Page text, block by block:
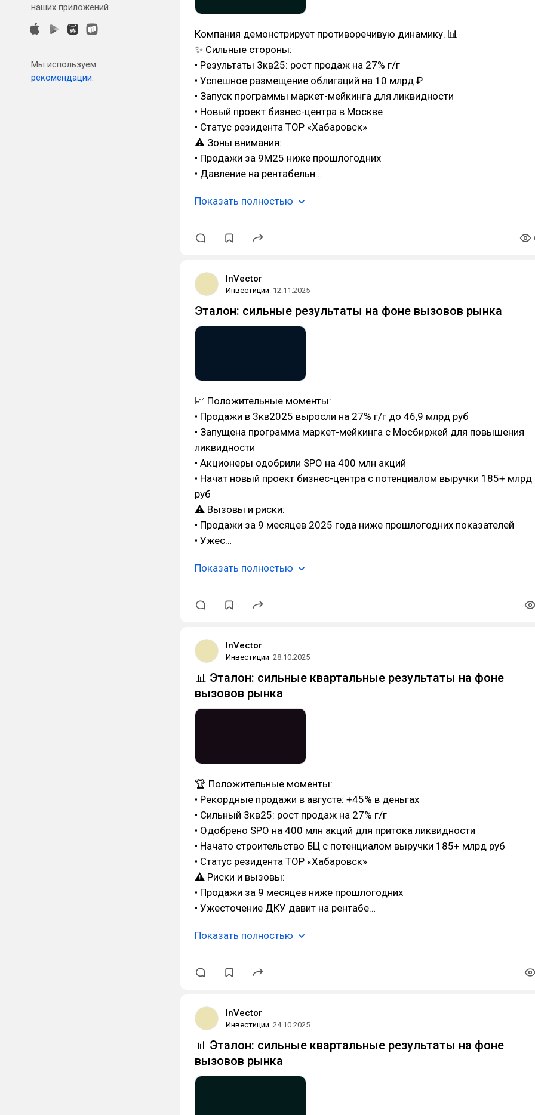
наших приложений.
Мы используем
рекомендации.
Компания демонстрирует противоречивую динамику. 📊
✨ Сильные стороны:
• Результаты 3кв25: рост продаж на 27% г/г
• Успешное размещение облигаций на 10 млрд ₽
• Запуск программы маркет-мейкинга для ликвидности
• Новый проект бизнес-центра в Москве
• Статус резидента ТОР «Хабаровск»
⚠ Зоны внимания:
• Продажи за 9М25 ниже прошлогодних
• Давление на рентабельн…
Показать полностью
InVector
Инвестиции 12.11.2025
Эталон: сильные результаты на фоне вызовов рынка
📈 Положительные моменты:
• Продажи в 3кв2025 выросли на 27% г/г до 46,9 млрд руб
• Запущена программа маркет-мейкинга с Мосбиржей для повышения
ликвидности
• Акционеры одобрили SPO на 400 млн акций
• Начат новый проект бизнес-центра с потенциалом выручки 185+ млрд
руб
⚠ Вызовы и риски:
• Продажи за 9 месяцев 2025 года ниже прошлогодних показателей
• Ужес…
Показать полностью
InVector
Инвестиции 28.10.2025
📊 Эталон: сильные квартальные результаты на фоне
вызовов рынка
🏆 Положительные моменты:
• Рекордные продажи в августе: +45% в деньгах
• Сильный 3кв25: рост продаж на 27% г/г
• Одобрено SPO на 400 млн акций для притока ликвидности
• Начато строительство БЦ с потенциалом выручки 185+ млрд руб
• Статус резидента ТОР «Хабаровск»
⚠ Риски и вызовы:
• Продажи за 9 месяцев ниже прошлогодних
• Ужесточение ДКУ давит на рентабе…
Показать полностью
InVector
Инвестиции 24.10.2025
📊 Эталон: сильные квартальные результаты на фоне
вызовов рынка